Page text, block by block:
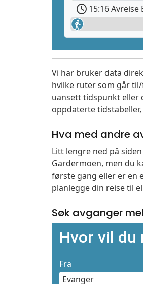
15:16
Vi har bruker data
hvilke ruter som går
uansett tidspunkt eller
oppdaterte
Hva med andre
Litt lengre ned på
Gardermoen, men du
første gang eller er en
planlegge din reise til
Søk avganger
Hvor vil du
Fra